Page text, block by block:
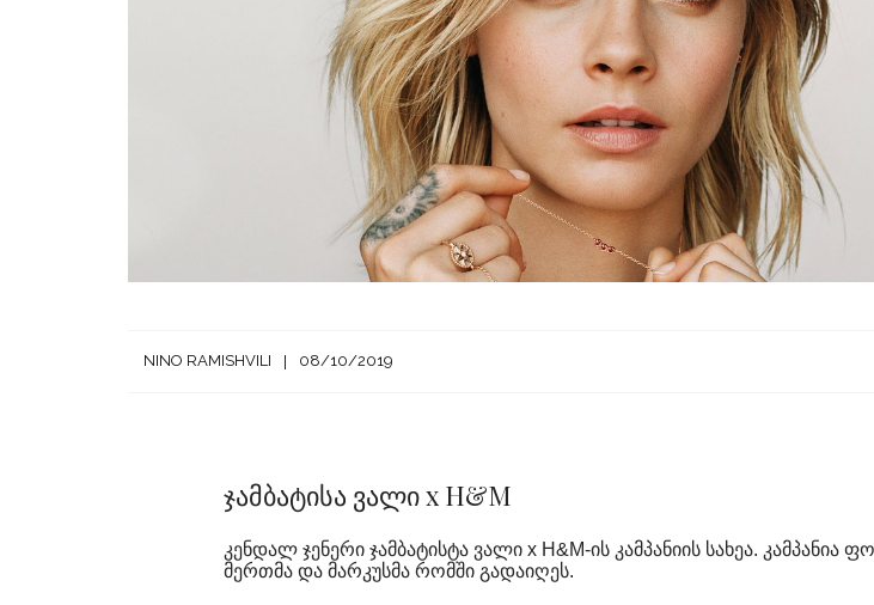
NINO RAMISHVILI 08/10/2019
ჯამბატისა ვალი x H&M
კენდალ ჯენერი ჯამბატისტა ვალი x H&M-ის კამპანიის სახეა. კამპანია
მერთმა და მარკუსმა რომში გადაიღეს.